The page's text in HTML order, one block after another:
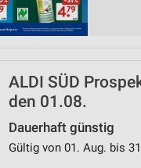
ALDI SÜD
den 01.08.
Dauerhaft günstig
Gültig von 01. Aug. bis